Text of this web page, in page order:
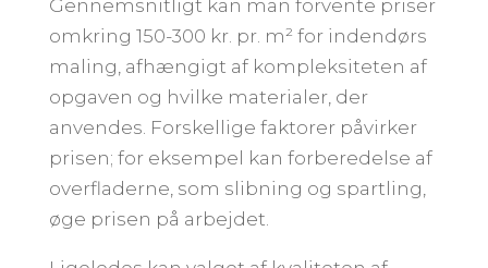
Gennemsnitligt kan man forvente priser
omkring 150-300 kr. pr. m² for indendørs
maling, afhængigt af kompleksiteten af
opgaven og hvilke materialer, der
anvendes. Forskellige faktorer påvirker
prisen; for eksempel kan forberedelse af
overfladerne, som slibning og spartling,
øge prisen på arbejdet.